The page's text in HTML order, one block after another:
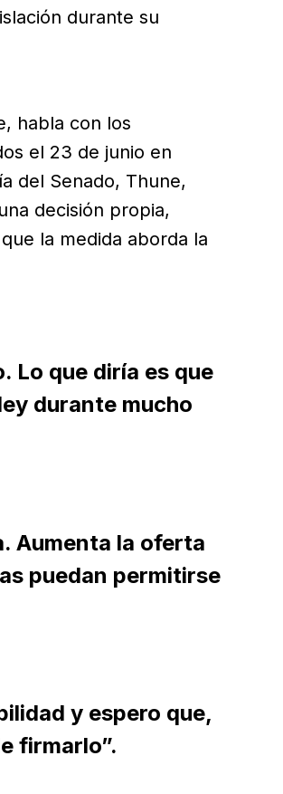
durante su
habla con los
el 23 de junio en
del Senado, Thune,
decisión propia,
la medida aborda la
Lo que diría es que
durante mucho
Aumenta la oferta
puedan permitirse
y espero que,
firmarlo”.